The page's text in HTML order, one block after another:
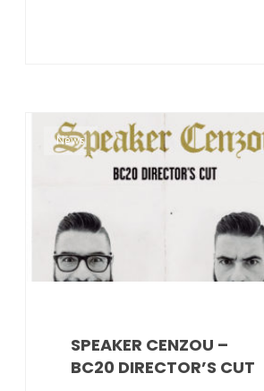
News
SPEAKER CENZOU –
BC20 DIRECTOR’S CUT